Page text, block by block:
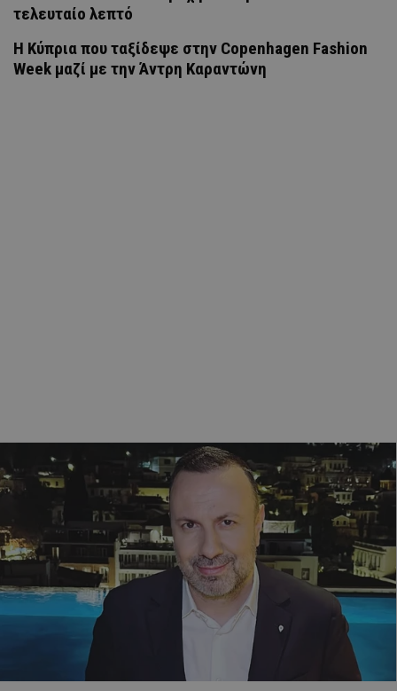
τελευταίο λεπτό
Η Κύπρια που ταξίδεψε στην Copenhagen Fashion
Week μαζί με την Άντρη Καραντώνη